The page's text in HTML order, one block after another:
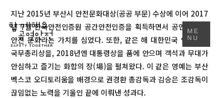
ME
NU
지난 2015년 부산시 안전문화대상(공공 부문) 수상에 이어 2017
년 7월 한국안전인증원 공간안전인증을 획득하면서 공연 분야에
안전 문화라는 가치를 심었다. 또한, 같은 해 대한민국 안전대상
국무총리상을, 2018년엔 대통령상을 품에 안으며 객석과 무대가
안심하고 즐기는 화합의 장(場)을 펼쳐왔다. 이 같은 영예는 부산
벡스코 오디토리움을 배경으로 권경환 총감독과 김승은 조감독이
끊임없는 노력을 기울인 끝에 이뤄낸 성과다.